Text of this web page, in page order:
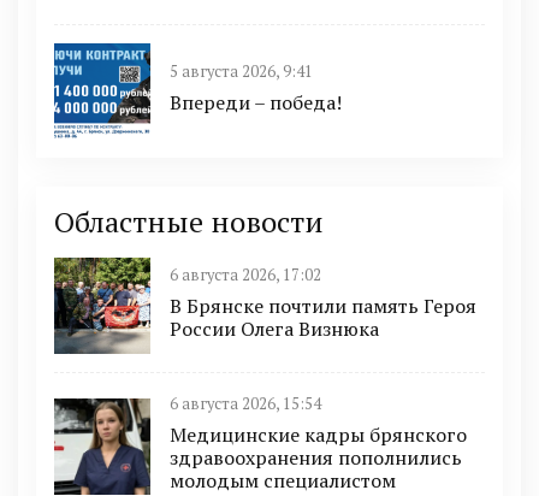
5 августа 2026, 9:41
Впереди – победа!
Областные новости
6 августа 2026, 17:02
В Брянске почтили память Героя
России Олега Визнюка
6 августа 2026, 15:54
Медицинские кадры брянского
здравоохранения пополнились
молодым специалистом